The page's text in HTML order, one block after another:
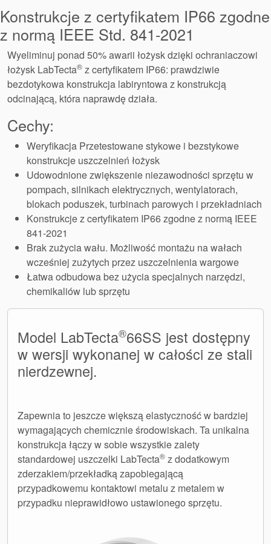
dławicowe
Systemy
wspomagające
uszczelnienia
Konstrukcje z certyfikatem IP66 zgodne
z normą IEEE Std. 841-2021
Wyeliminuj ponad 50% awarii łożysk dzięki ochraniaczowi
łożysk LabTecta® z certyfikatem IP66: prawdziwie
bezdotykowa konstrukcja labiryntowa z konstrukcją
odcinającą, która naprawdę działa.
Cechy:
Weryfikacja Przetestowane stykowe i bezstykowe
konstrukcje uszczelnień łożysk
Udowodnione zwiększenie niezawodności sprzętu w
pompach, silnikach elektrycznych, wentylatorach,
blokach poduszek, turbinach parowych i przekładniach
Konstrukcje z certyfikatem IP66 zgodne z normą IEEE
841-2021
Brak zużycia wału. Możliwość montażu na wałach
wcześniej zużytych przez uszczelnienia wargowe
Łatwa odbudowa bez użycia specjalnych narzędzi,
chemikaliów lub sprzętu
Model LabTecta®66SS jest dostępny
w wersji wykonanej w całości ze stali
nierdzewnej.
Zapewnia to jeszcze większą elastyczność w bardziej
wymagających chemicznie środowiskach. Ta unikalna
konstrukcja łączy w sobie wszystkie zalety
standardowej uszczelki LabTecta® z dodatkowym
zderzakiem/przekładką zapobiegającą
przypadkowemu kontaktowi metalu z metalem w
przypadku nieprawidłowo ustawionego sprzętu.